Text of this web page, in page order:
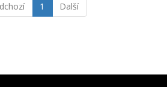
1 Další